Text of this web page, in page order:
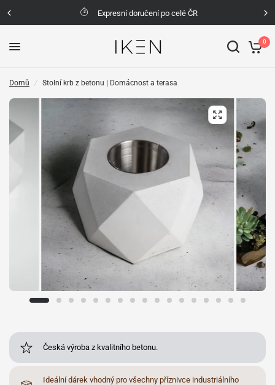
Expresní doručení po celé ČR
0
Domů / Stolní krb z betonu | Domácnost a terasa
Česká výroba z kvalitního betonu.
Ideální dárek vhodný pro všechny příznivce industriálního